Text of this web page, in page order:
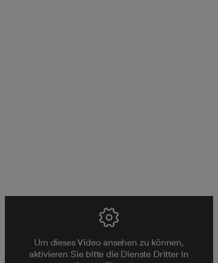
Um dieses Video ansehen zu können,
aktivieren Sie bitte die Dienste Dritter in